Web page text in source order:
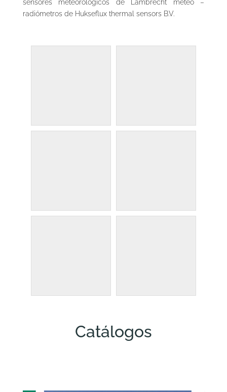
sensores meteorológicos de Lambrecht meteo –
radiómetros de Hukseflux thermal sensors B.V.
Catálogos